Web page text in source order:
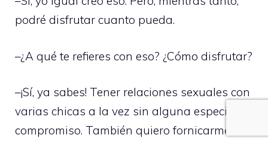
podré disfrutar cuanto pueda.
–¿A qué te refieres con eso? ¿Cómo disfrutar?
–¡Sí, ya sabes! Tener relaciones sexuales con
varias chicas a la vez sin alguna especie de
compromiso. También quiero fornicarme a